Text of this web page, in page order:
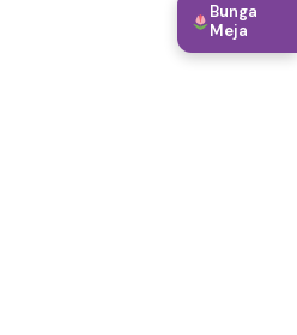
Bunga
Meja